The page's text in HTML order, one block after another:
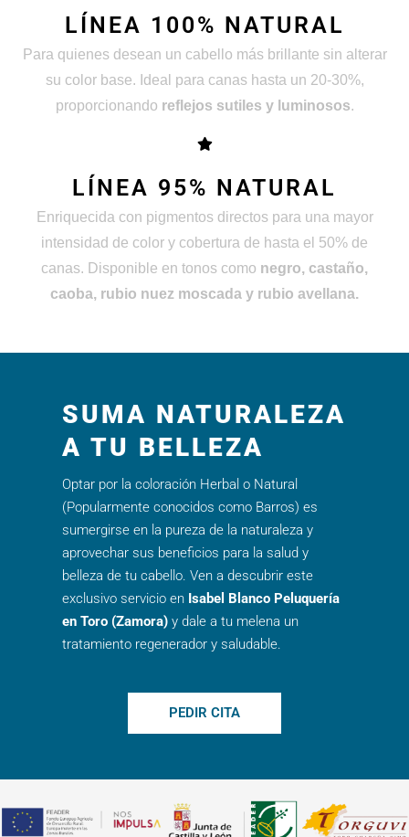
LÍNEA 100% NATURAL
Para quienes desean un cabello más brillante sin alterar
su color base. Ideal para canas hasta un 20-30%,
proporcionando reflejos sutiles y luminosos.
LÍNEA 95% NATURAL
Enriquecida con pigmentos directos para una mayor
intensidad de color y cobertura de hasta el 50% de
canas. Disponible en tonos como negro, castaño,
caoba, rubio nuez moscada y rubio avellana.
SUMA NATURALEZA
A TU BELLEZA
Optar por la coloración Herbal o Natural
(Popularmente conocidos como Barros) es
sumergirse en la pureza de la naturaleza y
aprovechar sus beneficios para la salud y
belleza de tu cabello. Ven a descubrir este
exclusivo servicio en Isabel Blanco Peluquería
en Toro (Zamora) y dale a tu melena un
tratamiento regenerador y saludable.
PEDIR CITA